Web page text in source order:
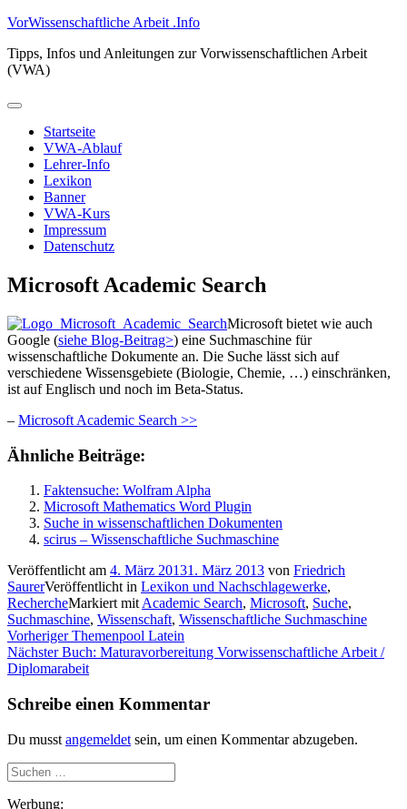
Zum
springen
VorWissenschaftliche Arbeit .Info
Tipps, Infos und Anleitungen zur Vorwissenschaftlichen Arbeit
(VWA)
Primäres
Startseite
VWA-Ablauf
Lehrer-Info
Lexikon
Banner
VWA-Kurs
Impressum
Datenschutz
Microsoft Academic Search
Microsoft bietet wie auch
Google (siehe Blog-Beitrag>) eine Suchmaschine für
wissenschaftliche Dokumente an. Die Suche lässt sich auf
verschiedene Wissensgebiete (Biologie, Chemie, …) einschränken,
ist auf Englisch und noch im Beta-Status.
– Microsoft Academic Search >>
Ähnliche Beiträge:
Faktensuche: Wolfram Alpha
Microsoft Mathematics Word Plugin
Suche in wissenschaftlichen Dokumenten
scirus – Wissenschaftliche Suchmaschine
Veröffentlicht am 4. März 20131. März 2013 von Friedrich
SaurerVeröffentlicht in Lexikon und Nachschlagewerke,
RechercheMarkiert mit Academic Search, Microsoft, Suche,
Suchmaschine, Wissenschaft, Wissenschaftliche Suchmaschine
Beitragsnavigation
Vorheriger Vorheriger
Beitrag:
Themenpool Latein
Nächster Nächster
Beitrag:
Buch: Maturavorbereitung Vorwissenschaftliche Arbeit /
Diplomarabeit
Schreibe einen Kommentar
Du musst angemeldet sein, um einen Kommentar abzugeben.
Suchen
nach:
Werbung: